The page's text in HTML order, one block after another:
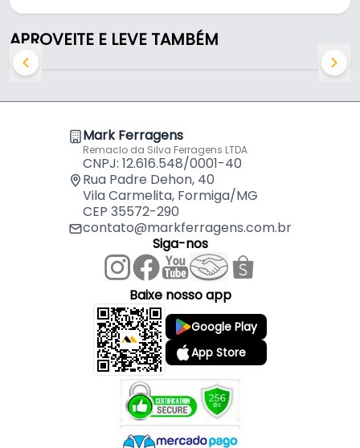
- Indicação de uso: Porta Armário
- Diâmetro pino: 6mm
- Componentes do kit: 1 trinco
APROVEITE E LEVE TAMBÉM
Mark Ferragens
Remaclo da Silva Ferragens LTDA
CNPJ: 12.616.548/0001-40
Rua Padre Dehon, 40
Vila Carmelita, Formiga/MG
CEP 35572-290
contato@markferragens.com.br
Siga-nos
Baixe nosso app
Google Play
App Store